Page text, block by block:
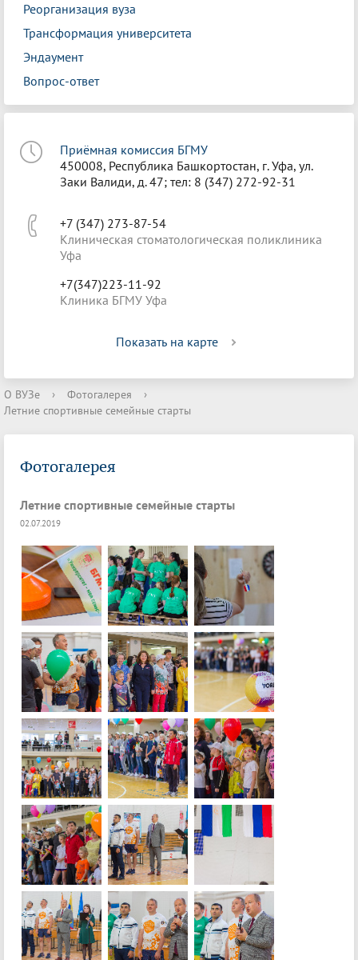
Реорганизация вуза
Трансформация университета
Эндаумент
Вопрос-ответ
Приёмная комиссия БГМУ
450008, Республика Башкортостан, г. Уфа, ул.
Заки Валиди, д. 47; тел: 8 (347) 272-92-31
+7 (347) 273-87-54
Клиническая стоматологическая поликлиника
Уфа
+7(347)223-11-92
Клиника БГМУ Уфа
Показать на карте
О ВУЗе › Фотогалерея
›
Летние спортивные семейные старты
Фотогалерея
Летние спортивные семейные старты
02.07.2019